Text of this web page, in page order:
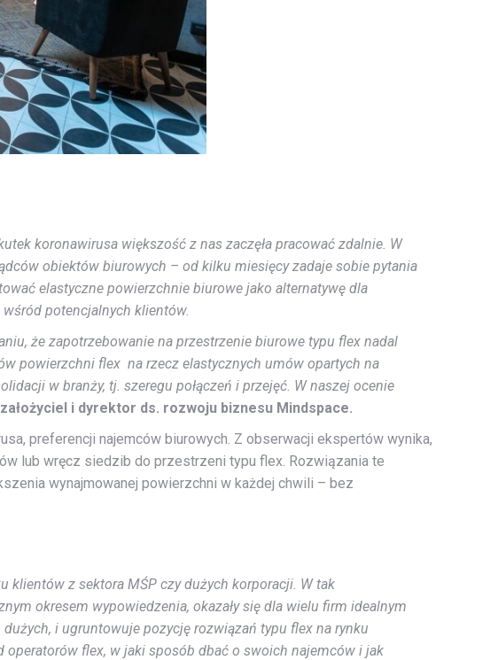
koronawirusa większość z nas zaczęła pracować zdalnie. W
obiektów biurowych – od kilku miesięcy zadaje sobie pytania
elastyczne powierzchnie biurowe jako alternatywę dla
potencjalnych klientów.
że zapotrzebowanie na przestrzenie biurowe typu flex nadal
powierzchni flex na rzecz elastycznych umów opartych na
w branży, tj. szeregu połączeń i przejęć. W naszej ocenie
i dyrektor ds. rozwoju biznesu Mindspace.
preferencji najemców biurowych. Z obserwacji ekspertów wynika,
lub wręcz siedzib do przestrzeni typu flex. Rozwiązania te
wynajmowanej powierzchni w każdej chwili – bez
klientów z sektora MŚP czy dużych korporacji. W tak
okresem wypowiedzenia, okazały się dla wielu firm idealnym
i ugruntowuje pozycję rozwiązań typu flex na rynku
flex, w jaki sposób dbać o swoich najemców i jak